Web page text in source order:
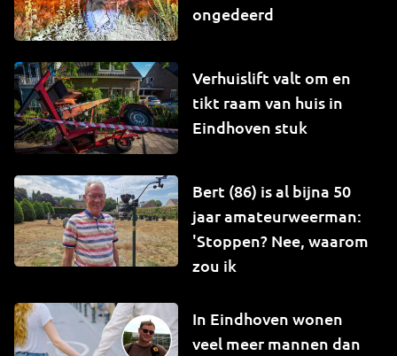
ongedeerd
Verhuislift valt om en
tikt raam van huis in
Eindhoven stuk
Bert (86) is al bijna 50
jaar amateurweerman:
'Stoppen? Nee, waarom
zou ik
In Eindhoven wonen
veel meer mannen dan